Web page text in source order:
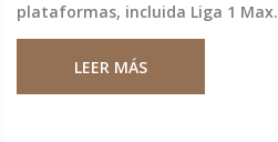
plataformas, incluida Liga 1
ya que marcó el posible debut de
Alianza Lima, consolidándolos
LEER MÁS